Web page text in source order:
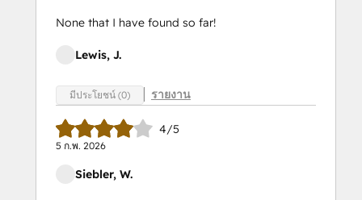
None that I have found so far!
Lewis, J.
มีประโยชน์ (0) รายงาน
4/5
5 ก.พ. 2026
Siebler, W.